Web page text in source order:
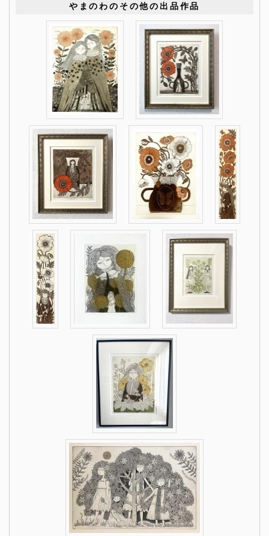
やまのわのその他の出品作品